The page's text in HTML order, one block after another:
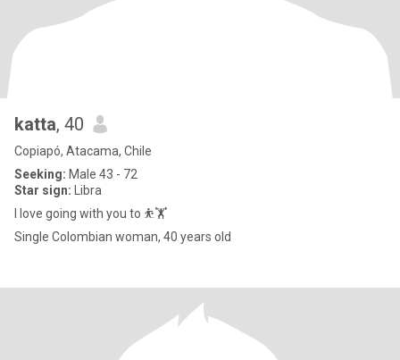
katta, 40
Copiapó, Atacama, Chile
Seeking: Male 43 - 72
Star sign: Libra
I love going with you to ⛹️🏋️
Single Colombian woman, 40 years old